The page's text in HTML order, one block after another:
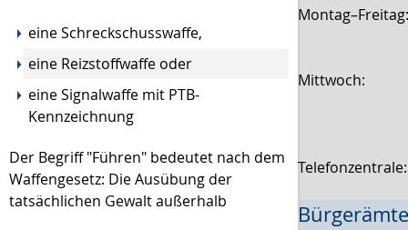
eine Schreckschusswaffe,
eine Reizstoffwaffe oder
eine Signalwaffe mit PTB-
Kennzeichnung
Der Begriff "Führen" bedeutet nach dem
Waffengesetz: Die Ausübung der
tatsächlichen Gewalt außerhalb
Mittwoch: